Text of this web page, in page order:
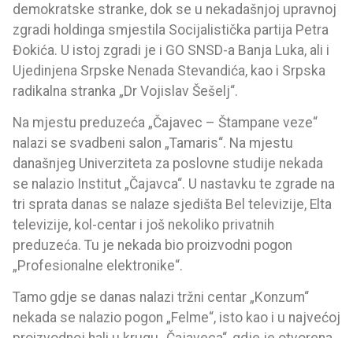
demokratske stranke, dok se u nekadašnjoj upravnoj
zgradi holdinga smjestila Socijalistička partija Petra
Đokića. U istoj zgradi je i GO SNSD-a Banja Luka, ali i
Ujedinjena Srpske Nenada Stevandića, kao i Srpska
radikalna stranka „Dr Vojislav Šešelj“.
Na mjestu preduzeća „Čajavec – Štampane veze“
nalazi se svadbeni salon „Tamaris“. Na mjestu
današnjeg Univerziteta za poslovne studije nekada
se nalazio Institut „Čajavca“. U nastavku te zgrade na
tri sprata danas se nalaze sjedišta Bel televizije, Elta
televizije, kol-centar i još nekoliko privatnih
preduzeća. Tu je nekada bio proizvodni pogon
„Profesionalne elektronike“.
Tamo gdje se danas nalazi tržni centar „Konzum“
nekada se nalazio pogon „Felme“, isto kao i u najvećoj